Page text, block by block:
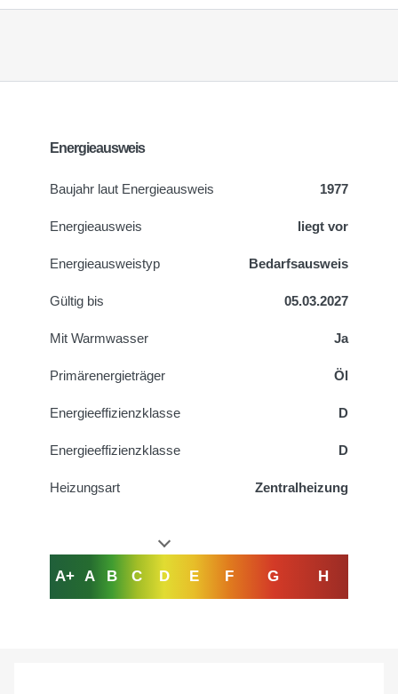
Energieausweis
Baujahr laut Energieausweis 1977
Energieausweis liegt vor
Energie­ausweistyp Bedarfsausweis
Gültig bis 05.03.2027
Mit Warmwasser Ja
Primärenergieträger Öl
Energieeffizienzklasse D
Energieeffizienzklasse D
Heizungsart Zentralheizung
A+ A B C D E F G H